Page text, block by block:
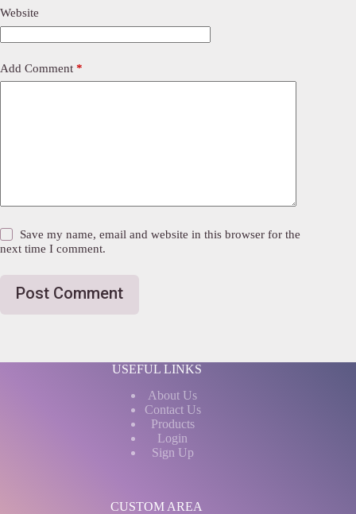
Website
Add Comment *
Save my name, email and website in this browser for the
next time I comment.
Post Comment
USEFUL LINKS
About Us
Contact Us
Products
Login
Sign Up
CUSTOM AREA